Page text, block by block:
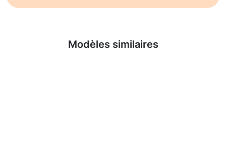
Modèles similaires
En savoir plus